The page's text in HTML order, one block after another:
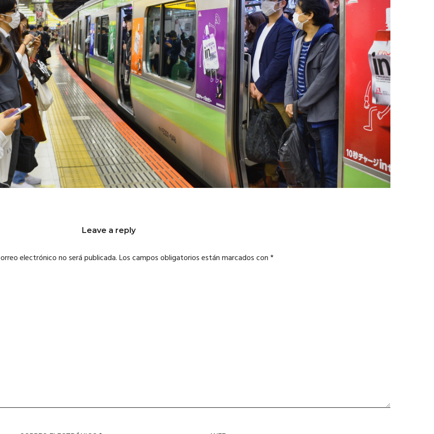
Leave a reply
electrónico no será publicada.Los campos obligatorios están marcados con*